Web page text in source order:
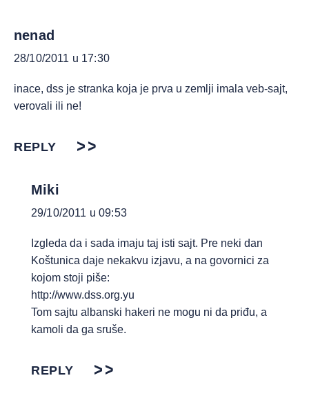
nenad
28/10/2011 u 17:30
inace, dss je stranka koja je prva u zemlji imala veb-sajt,
verovali ili ne!
REPLY
Miki
29/10/2011 u 09:53
Izgleda da i sada imaju taj isti sajt. Pre neki dan
Koštunica daje nekakvu izjavu, a na govornici za
kojom stoji piše:
http://www.dss.org.yu
Tom sajtu albanski hakeri ne mogu ni da priđu, a
kamoli da ga sruše.
REPLY